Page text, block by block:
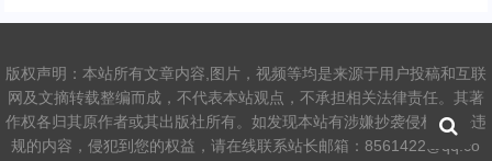
模切展览会，第二十二届上海国际
026) 2026年上海展 时间_地点_
展位预订
版权声明：本站所有文章内容,图片，视频等均是来源于用户投稿和互联
网及文摘转载整编而成，不代表本站观点，不承担相关法律责任。其著
作权各归其原作者或其出版社所有。如发现本站有涉嫌抄袭侵权/违法违
规的内容，侵犯到您的权益，请在线联系站长邮箱：8561422@qq.co